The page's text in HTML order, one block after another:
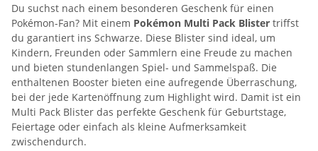
Du suchst nach einem besonderen Geschenk für einen
Pokémon-Fan? Mit einem Pokémon Multi Pack Blister triffst
du garantiert ins Schwarze. Diese Blister sind ideal, um
Kindern, Freunden oder Sammlern eine Freude zu machen
und bieten stundenlangen Spiel- und Sammelspaß. Die
enthaltenen Booster bieten eine aufregende Überraschung,
bei der jede Kartenöffnung zum Highlight wird. Damit ist ein
Multi Pack Blister das perfekte Geschenk für Geburtstage,
Feiertage oder einfach als kleine Aufmerksamkeit
zwischendurch.